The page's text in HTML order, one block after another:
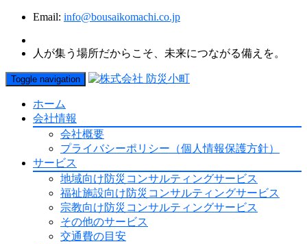
Email: info@bousaikomachi.co.jp
人が集う場所だからこそ、未来につながる備えを。
Toggle navigation
ホーム
会社情報
会社概要
プライバシーポリシー（個人情報保護方針）
サービス
地域向け防災コンサルティングサービス
福祉施設向け防災コンサルティングサービス
宗教向け防災コンサルティングサービス
その他のサービス
交通費の目安